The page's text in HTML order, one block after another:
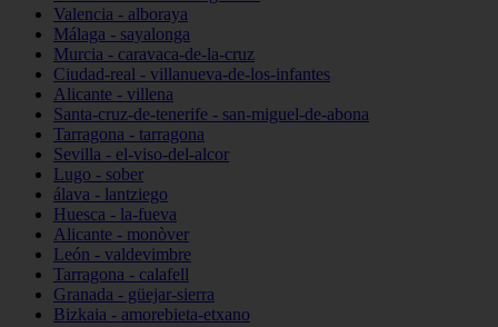
Valencia - alboraya
Málaga - sayalonga
Murcia - caravaca-de-la-cruz
Ciudad-real - villanueva-de-los-infantes
Alicante - villena
Santa-cruz-de-tenerife - san-miguel-de-abona
Tarragona - tarragona
Sevilla - el-viso-del-alcor
Lugo - sober
álava - lantziego
Huesca - la-fueva
Alicante - monòver
León - valdevimbre
Tarragona - calafell
Granada - güejar-sierra
Bizkaia - amorebieta-etxano